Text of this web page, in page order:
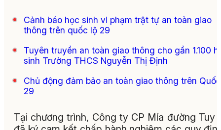
Cảnh báo học sinh vi phạm trật tự an toàn giao
thông trên quốc lộ 29
Tuyên truyền an toàn giao thông cho gần 1.100
sinh Trường THCS Nguyễn Thị Định
Chủ động đảm bảo an toàn giao thông trên
29
Tại chương trình, Công ty CP Mía đường Tuy